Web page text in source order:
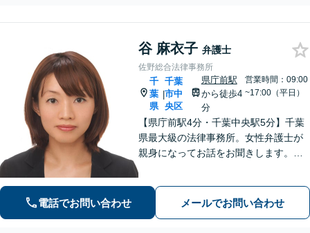
します。ソーシャルワーカー兼司法
受付】
谷 麻衣子 弁護士
佐野総合法律事務所
千
葉
県
|
千葉
市中
央区
県庁前駅
から徒歩4
分
営業時間：09:00
~17:00（平日）
【県庁前駅4分・千葉中央駅5分】千葉
県最大級の法律事務所。女性弁護士が
親身になってお話をお聞きします。不
い。【初回相談30分無料】【夜間・休
日の相談可能】
電話でお問い合わせ メールでお問い合わせ